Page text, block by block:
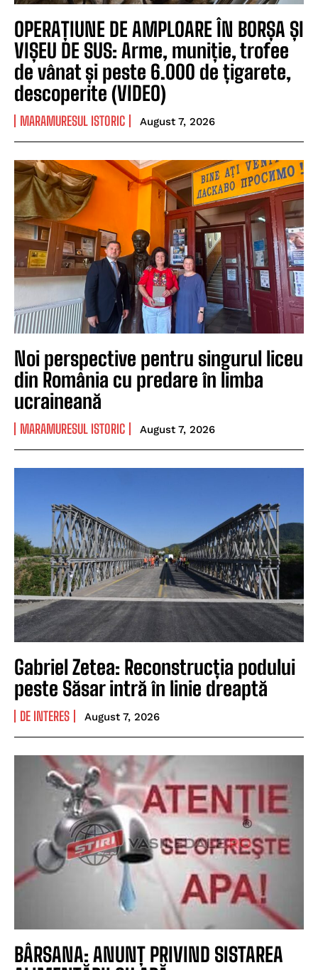
OPERAȚIUNE DE AMPLOARE ÎN BORȘA ȘI
VIȘEU DE SUS: Arme, muniție, trofee
de vânat și peste 6.000 de țigarete,
descoperite (VIDEO)
MARAMURESUL ISTORIC August 7, 2026
Noi perspective pentru singurul liceu
din România cu predare în limba
ucraineană
MARAMURESUL ISTORIC August 7, 2026
Gabriel Zetea: Reconstrucția podului
peste Săsar intră în linie dreaptă
DE INTERES August 7, 2026
BÂRSANA: ANUNȚ PRIVIND SISTAREA